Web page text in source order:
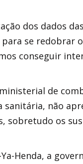
dos dados
se redobrar
conseguir
de
sanitária, não
sobretudo os
Henda, a